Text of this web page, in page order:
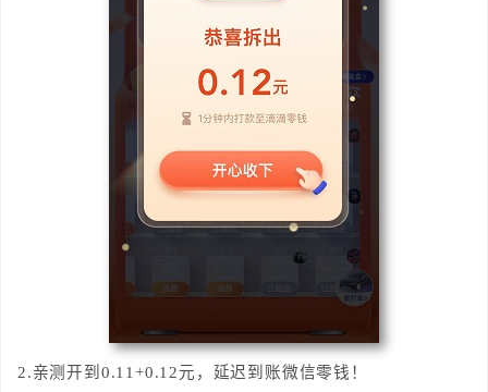
2.亲测开到0.11+0.12元，延迟到账微信零钱！